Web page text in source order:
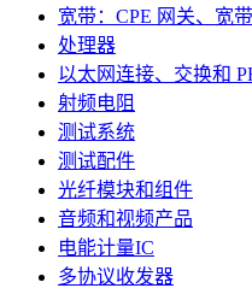
宽带：CPE 网关、宽
处理器
以太网连接、交换和
射频电阻
测试系统
测试配件
光纤模块和组件
音频和视频产品
电能计量IC
多协议收发器